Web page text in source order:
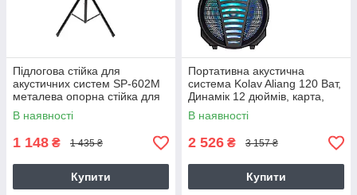
Підлогова стійка для
акустичних систем SP-602M
металева опорна стійка для
акустики
В наявності
1 148 ₴ 1 435 ₴
Купити
Портативна акустична
система Kolav Aliang 120 Ват,
Динамік 12 дюймів, карта,
Світломузика 120F
В наявності
2 526 ₴ 3 157 ₴
Купити